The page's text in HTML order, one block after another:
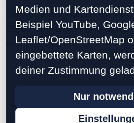
Gemeinsam halten wir
20.00 Uhr durch und
erschossen ein.
Previous 1 2 3 4
Medien und
Beispiel YouTube,
Leaflet/OpenStreetMap
eingebettete Karten,
deiner Zustimmung
Nur